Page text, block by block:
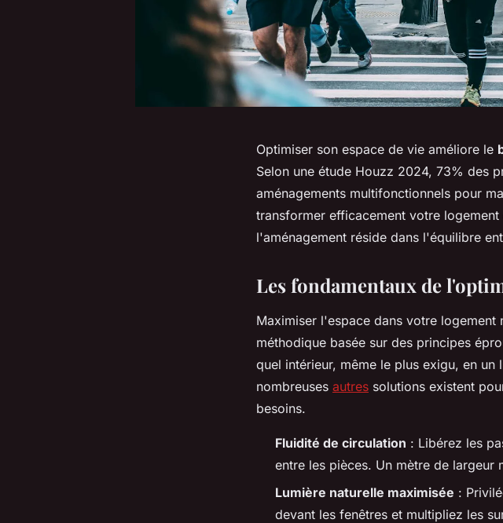
Optimiser son espace de vie améliore le
Selon une étude Houzz 2024, 73% des
aménagements multifonctionnels pour
transformer efficacement votre
l'aménagement réside dans l'équilibre
Les fondamentaux de
Maximiser l'espace dans votre
méthodique basée sur des principes
quel intérieur, même le plus exigu, en
nombreuses autres solutions existent
besoins.
Fluidité de circulation : Libérez les
entre les pièces. Un mètre de
Lumière naturelle maximisée :
devant les fenêtres et multipliez les